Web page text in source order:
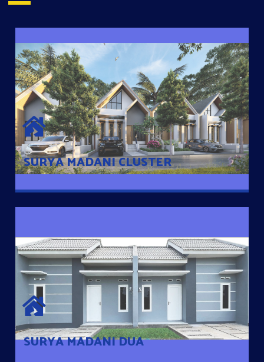
SURYA MADANI CLUSTER
SURYA MADANI CLUSTER
Desain Modern Minimalis dengan Konsep Rumah Pintar
Sehingga Memudahkan Penghuni mengakses rumahnya
dengan Ponsel
SURYA MADANI DUA
SURYA MADANI DUA
Satu-satunya Hunian nyaman dengan harga subsidi hanya 100
jutaan dengan lokasi strategis di Tuban